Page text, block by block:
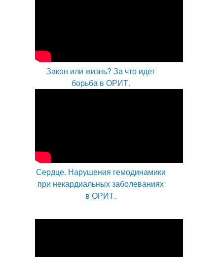
Закон или жизнь? За что идет
борьба в ОРИТ.
Сердце. Нарушения гемодинамики
при некардиальных заболеваниях
в ОРИТ.